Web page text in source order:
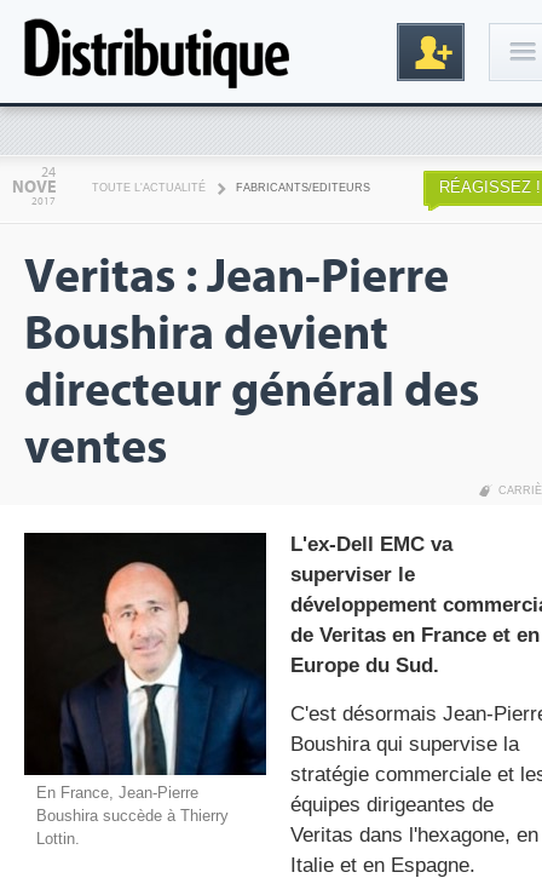
Inscription
gratuite
24
NOVE
2017
TOUTE L'ACTUALITÉ FABRICANTS/EDITEURS RÉAGISSEZ !
Veritas : Jean-Pierre
Boushira devient
directeur général des
ventes
En France, Jean-Pierre
Boushira succède à Thierry
Lottin.
L'ex-Dell EMC va
superviser le
développement
de Veritas en France et en
Europe du Sud.
C'est désormais Jean-
Boushira qui supervise la
stratégie commerciale et
équipes dirigeantes de
Veritas dans l'hexagone, en
Italie et en Espagne.